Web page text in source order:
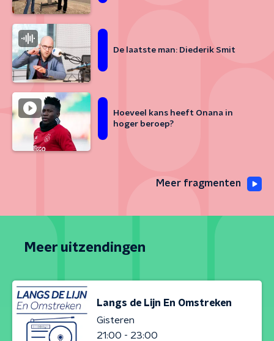
De laatste man: Diederik Smit
Hoeveel kans heeft Onana in
hoger beroep?
Meer fragmenten
Meer uitzendingen
Langs de Lijn En Omstreken
Gisteren
21:00 - 23:00